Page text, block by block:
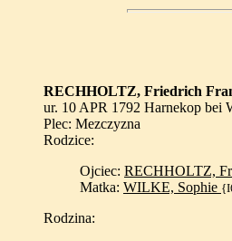
RECHHOLTZ, Friedrich
ur. 10 APR 1792 Harnekop bei
Plec: Mezczyzna
Rodzice:
Ojciec: RECHHOLTZ,
Matka: WILKE, Sophie
Rodzina: